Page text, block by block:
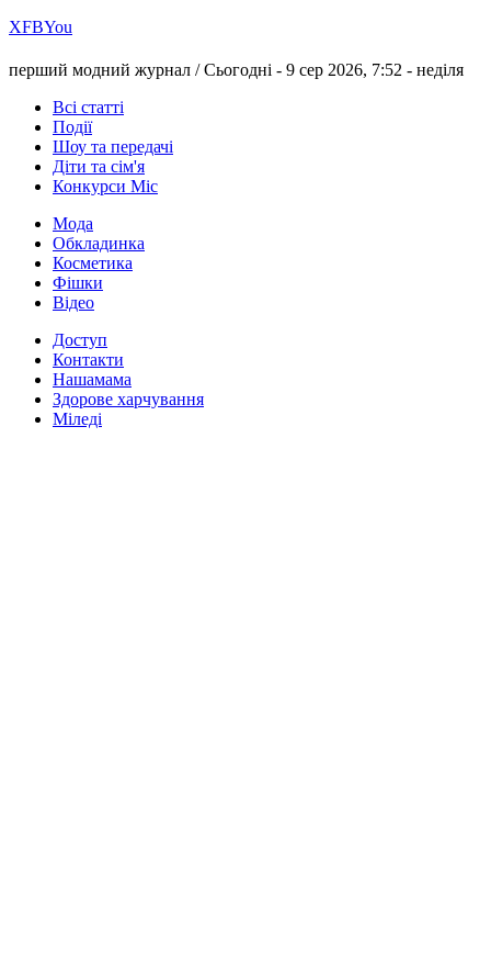
ХFBYou
перший модний журнал /Сьогодні - 9 сер 2026, 7:52 - неділя
Всі статті
Події
Шоу та передачі
Діти та сім'я
Конкурси Міс
Мода
Обкладинка
Косметика
Фішки
Відео
Доступ
Контакти
Нашамама
Здорове харчування
Міледі